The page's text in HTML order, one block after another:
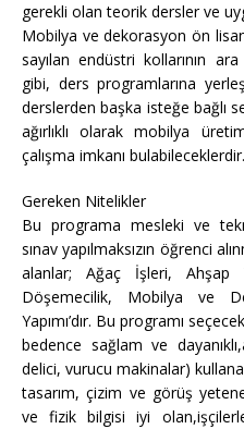
gerekli olan teorik dersler ve
Mobilya ve dekorasyon ön
sayılan endüstri kollarının ara
gibi, ders programlarına
derslerden başka isteğe bağlı
ağırlıklı olarak mobilya
çalışma imkanı bulabileceklerdir.
Gereken Nitelikler
Bu programa mesleki ve
sınav yapılmaksızın öğrenci
alanlar; Ağaç İşleri, Ahşap
Döşemecilik, Mobilya ve
Yapımı’dır. Bu programı
bedence sağlam ve
delici, vurucu makinalar)
tasarım, çizim ve görüş
ve fizik bilgisi iyi